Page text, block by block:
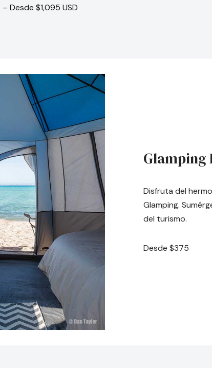
Desde $1,095 USD
Glamping
Disfruta del
Glamping.
del turismo.
Desde $375